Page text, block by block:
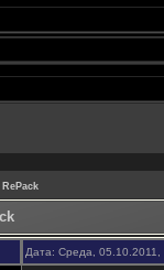
Дата: Среда,